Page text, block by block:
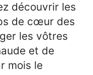
découvrir les
de cœur des
les vôtres
et de
mois le